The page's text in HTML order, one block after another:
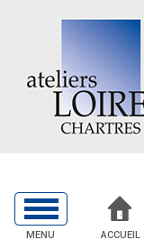
MENU ACCUEIL